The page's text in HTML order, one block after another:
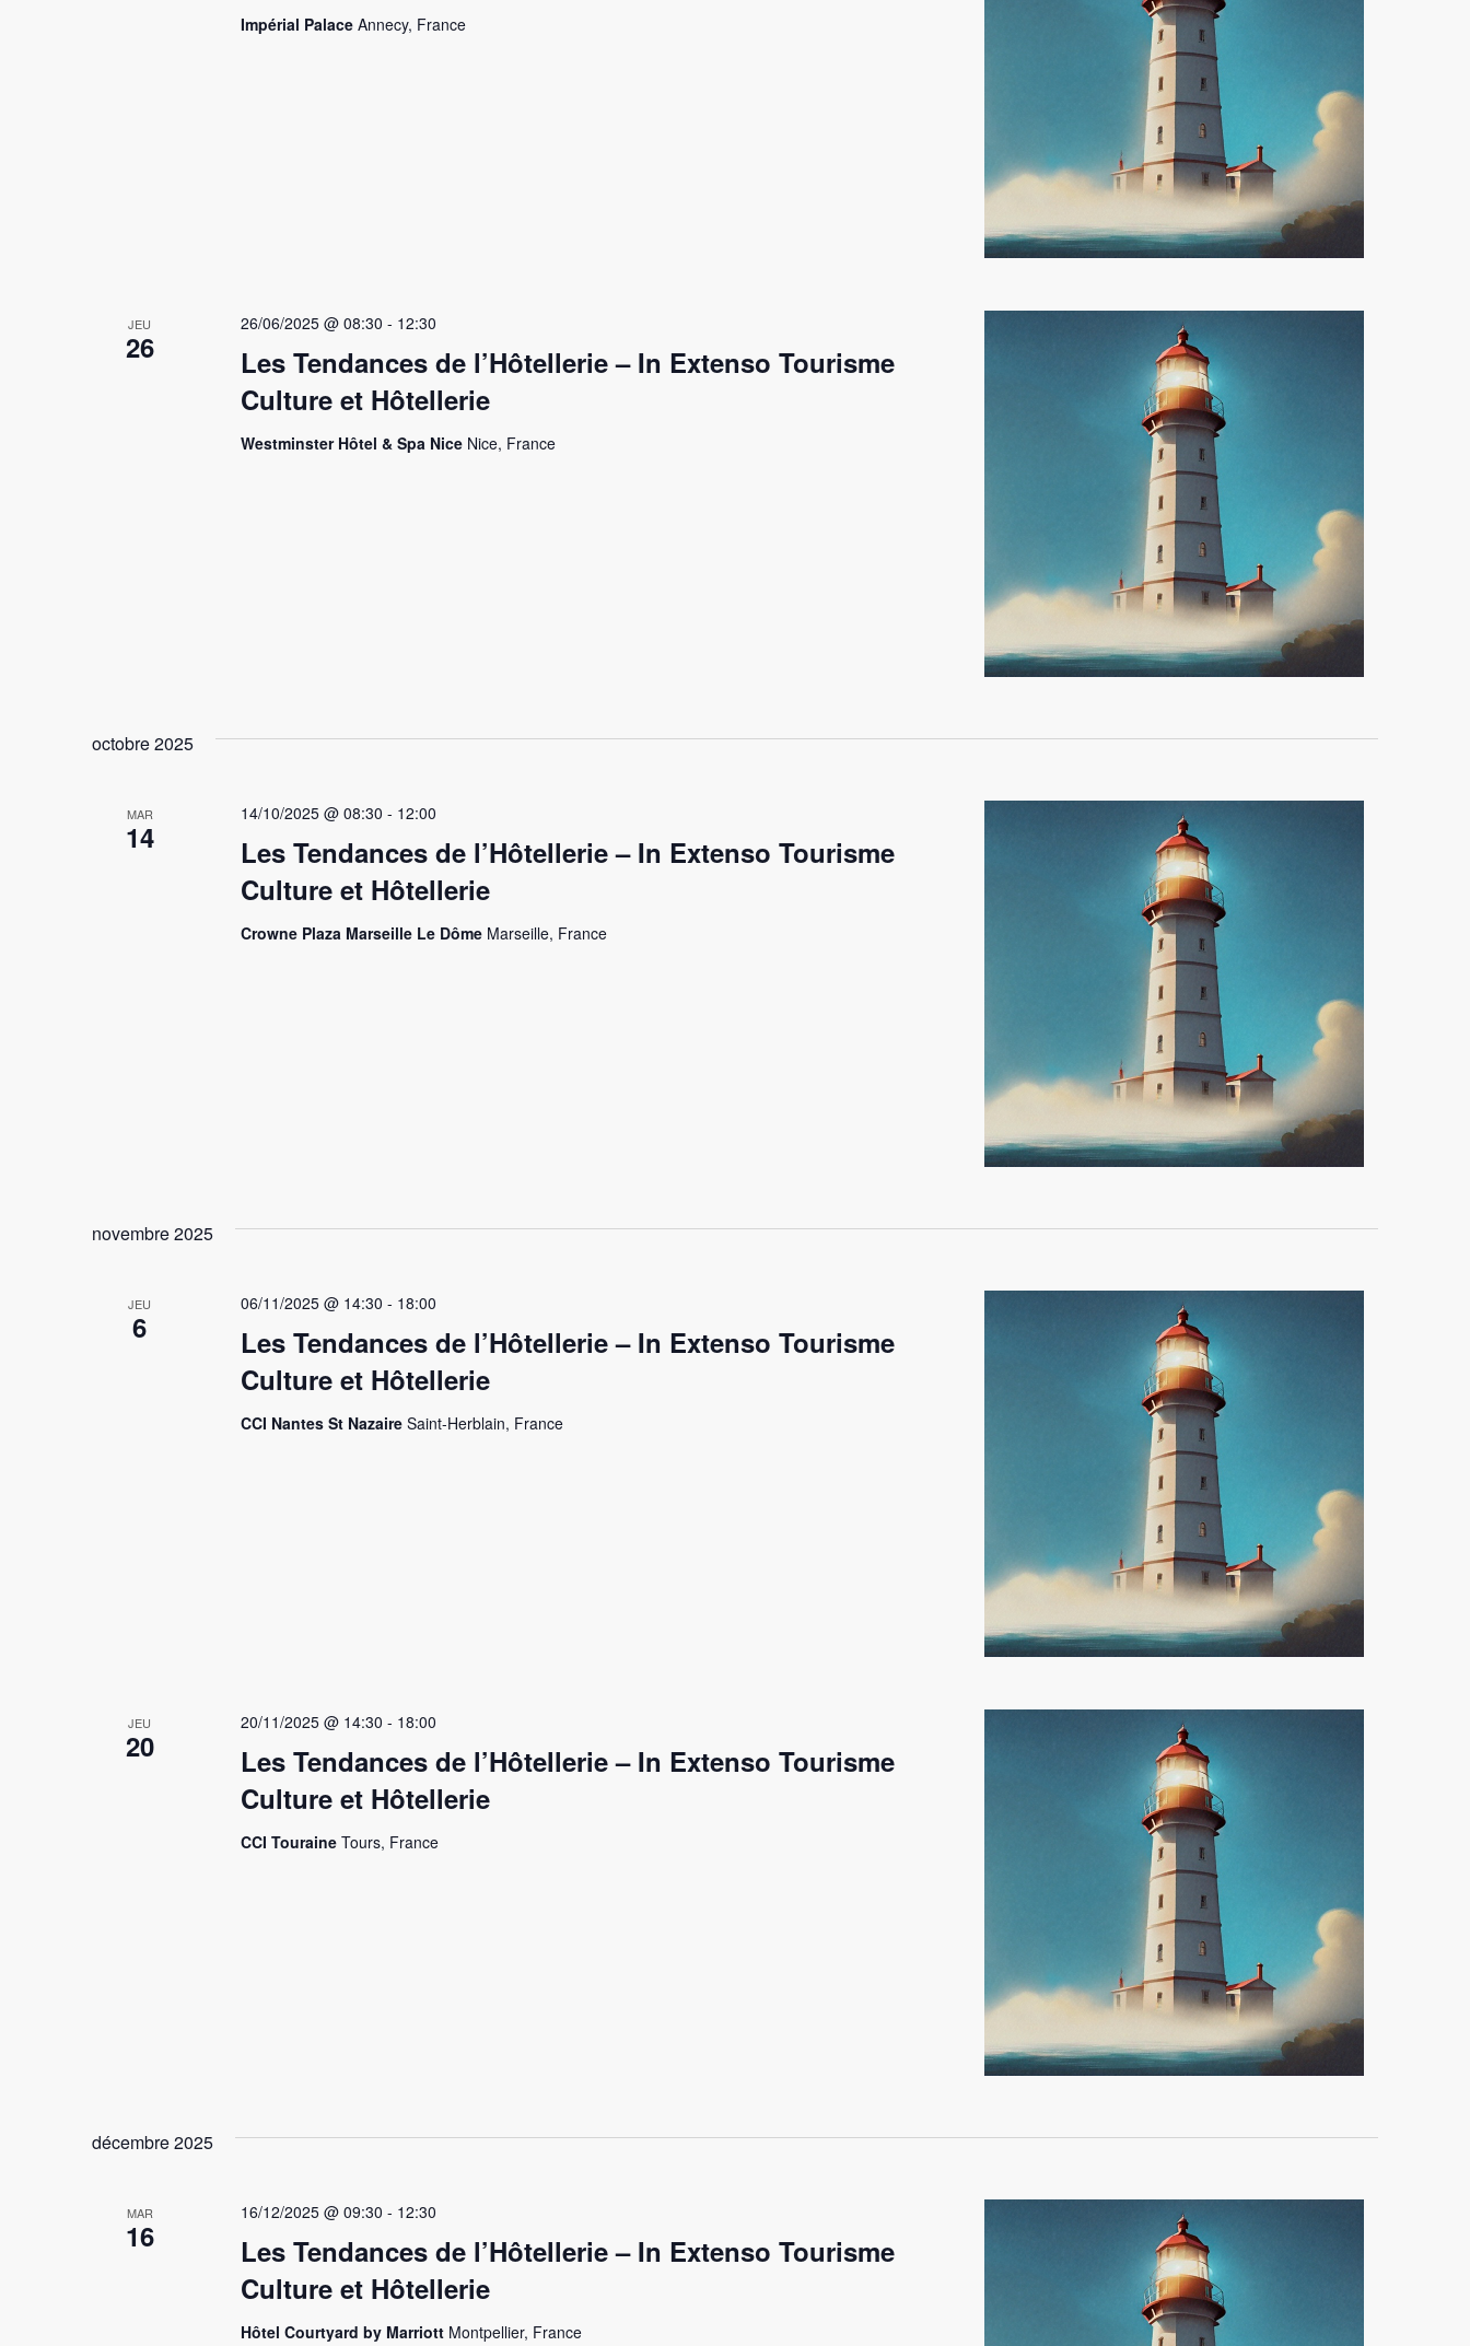
Impérial Palace Annecy, France
JEU
26
Les Tendances de l’Hôtellerie – In Extenso Tourisme
Culture et Hôtellerie
26/06/2025 @ 08:30 - 12:30
Westminster Hôtel & Spa Nice Nice, France
octobre 2025
MAR
14
Les Tendances de l’Hôtellerie – In Extenso Tourisme
Culture et Hôtellerie
14/10/2025 @ 08:30 - 12:00
Crowne Plaza Marseille Le Dôme Marseille, France
novembre 2025
JEU
6
Les Tendances de l’Hôtellerie – In Extenso Tourisme
Culture et Hôtellerie
06/11/2025 @ 14:30 - 18:00
CCI Nantes St Nazaire Saint-Herblain, France
JEU
20
Les Tendances de l’Hôtellerie – In Extenso Tourisme
Culture et Hôtellerie
20/11/2025 @ 14:30 - 18:00
CCI Touraine Tours, France
décembre 2025
MAR
16
Les Tendances de l’Hôtellerie – In Extenso Tourisme
Culture et Hôtellerie
16/12/2025 @ 09:30 - 12:30
Hôtel Courtyard by Marriott Montpellier, France